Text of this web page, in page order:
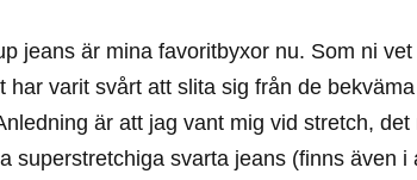
jeans är mina favoritbyxor nu. Som ni
har varit svårt att slita sig från de
är att jag vant mig vid stretch,
superstretchiga svarta jeans (finns även